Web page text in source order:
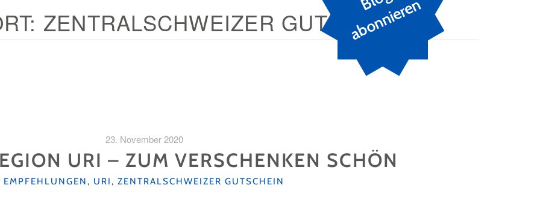
n
ZENTRALSCHWEIZER GUTSCHEIN
23. November 2020
URI – ZUM VERSCHENKEN SCHÖN
KATEGORIEN
EMPFEHLUNGEN, URI, ZENTRALSCHWEIZER GUTSCHEIN